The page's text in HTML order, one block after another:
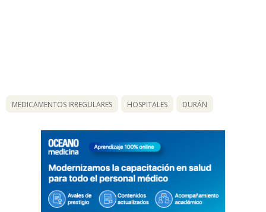
MEDICAMENTOS IRREGULARES HOSPITALES DURÁN